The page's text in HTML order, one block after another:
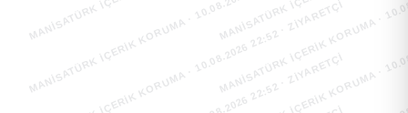
MANİSATÜRK İÇERİK KORUMA · 10.08.2026 22:52 · ZIYARETÇI
MANİSATÜRK İÇERİK KORUMA